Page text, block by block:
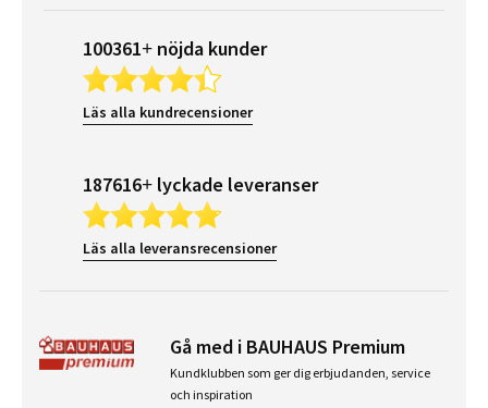
100361+ nöjda kunder
Läs alla kundrecensioner
187616+ lyckade leveranser
Läs alla leveransrecensioner
Gå med i BAUHAUS Premium
Kundklubben som ger dig erbjudanden, service
och inspiration